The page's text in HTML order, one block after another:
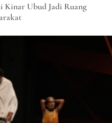
Kinar Ubud Jadi Ruang